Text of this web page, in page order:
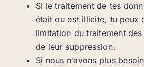
Si le traitement de tes
était ou est illicite, tu peux
limitation du traitement
de leur suppression.
Si nous n’avons plus